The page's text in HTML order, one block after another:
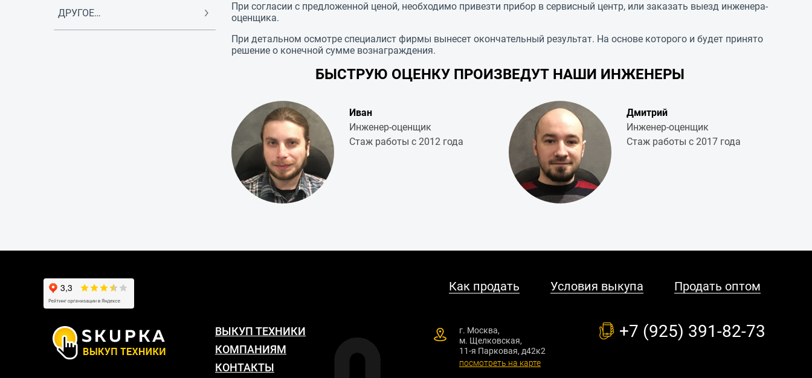
ДРУГОЕ…
При согласии с предложенной ценой, необходимо привезти прибор в сервисный центр, или заказать выезд инженера-
оценщика.
При детальном осмотре специалист фирмы вынесет окончательный результат. На основе которого и будет принято
решение о конечной сумме вознаграждения.
БЫСТРУЮ ОЦЕНКУ ПРОИЗВЕДУТ НАШИ ИНЖЕНЕРЫ
Иван
Инженер-оценщик
Стаж работы с 2012 года
Дмитрий
Инженер-оценщик
Стаж работы с 2017 года
Как продать Условия выкупа Продать оптом
ВЫКУП ТЕХНИКИ
КОМПАНИЯМ
КОНТАКТЫ
г. Москва,
м. Щелковская,
11-я Парковая, д42к2
посмотреть на карте
+7 (925) 391-82-73